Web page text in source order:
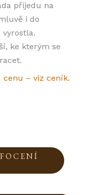
přijedu na
i do
ke kterým se
cenu – viz ceník.